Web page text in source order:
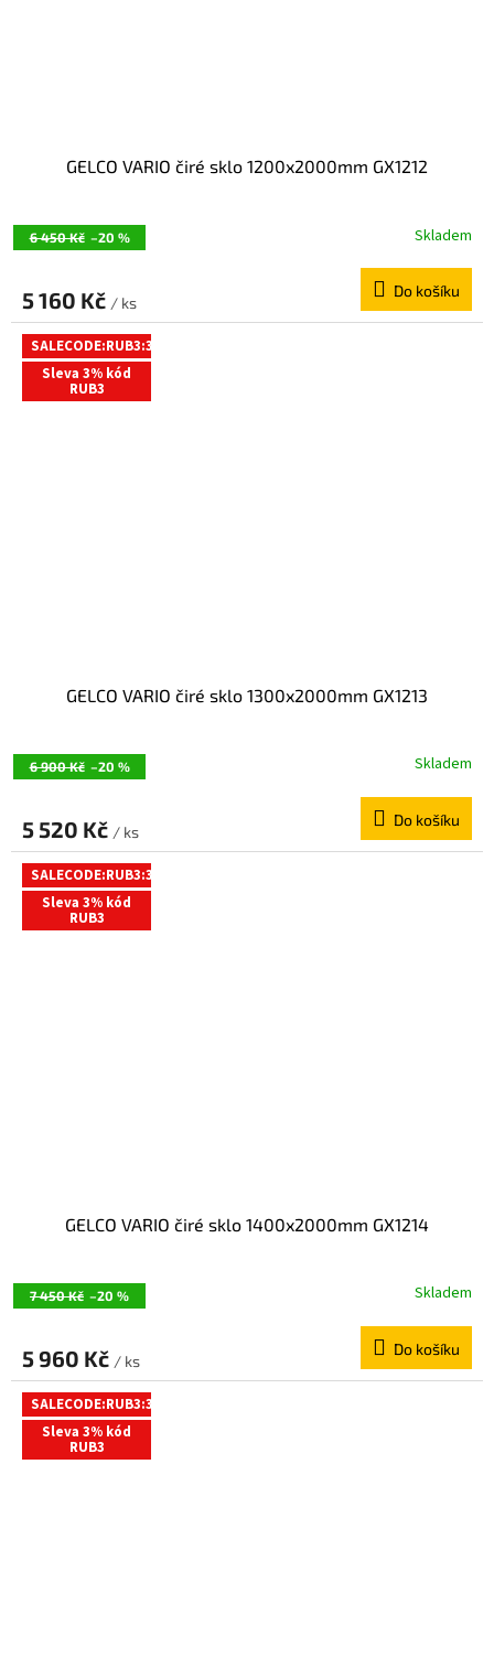
6 450 Kč –20 %
GELCO VARIO čiré sklo 1200x2000mm GX1212
Skladem
5 160 Kč / ks
Do košíku
SALECODE:RUB3:3:%
Sleva 3% kód
RUB3
6 900 Kč –20 %
GELCO VARIO čiré sklo 1300x2000mm GX1213
Skladem
5 520 Kč / ks
Do košíku
SALECODE:RUB3:3:%
Sleva 3% kód
RUB3
7 450 Kč –20 %
GELCO VARIO čiré sklo 1400x2000mm GX1214
Skladem
5 960 Kč / ks
Do košíku
SALECODE:RUB3:3:%
Sleva 3% kód
RUB3